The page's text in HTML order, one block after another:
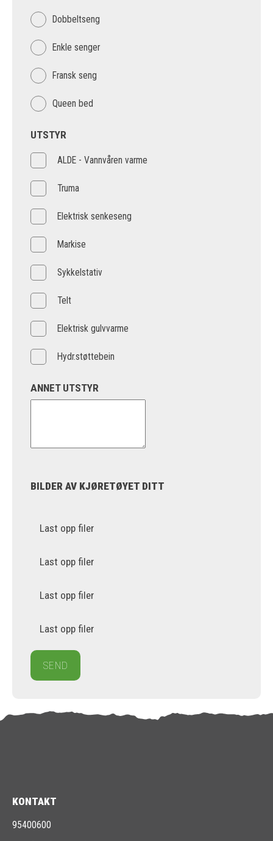
Dobbeltseng
Enkle senger
Fransk seng
Queen bed
UTSTYR
ALDE - Vannvåren varme
Truma
Elektrisk senkeseng
Markise
Sykkelstativ
Telt
Elektrisk gulvvarme
Hydr.støttebein
ANNET UTSTYR
BILDER AV KJØRETØYET DITT
Last opp filer
Last opp filer
Last opp filer
Last opp filer
KONTAKT
95400600